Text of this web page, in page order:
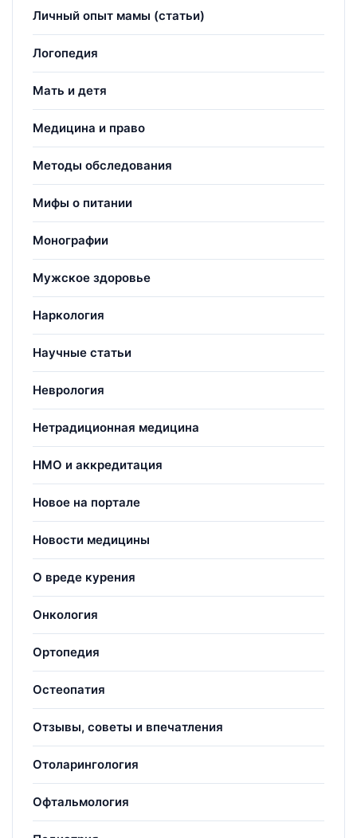
Личный опыт мамы (статьи)
Логопедия
Мать и детя
Медицина и право
Методы обследования
Мифы о питании
Монографии
Мужское здоровье
Наркология
Научные статьи
Неврология
Нетрадиционная медицина
НМО и аккредитация
Новое на портале
Новости медицины
О вреде курения
Онкология
Ортопедия
Остеопатия
Отзывы, советы и впечатления
Отоларингология
Офтальмология